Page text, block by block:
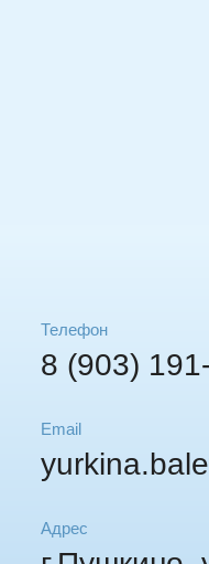
Телефон
8 (903)
Email
Адрес